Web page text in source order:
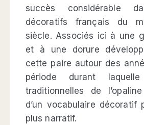
succès considérable
décoratifs français du
siècle. Associés ici à une
et à une dorure
cette paire autour des
période durant
traditionnelles de l’opaline
d’un vocabulaire décoratif
plus narratif.